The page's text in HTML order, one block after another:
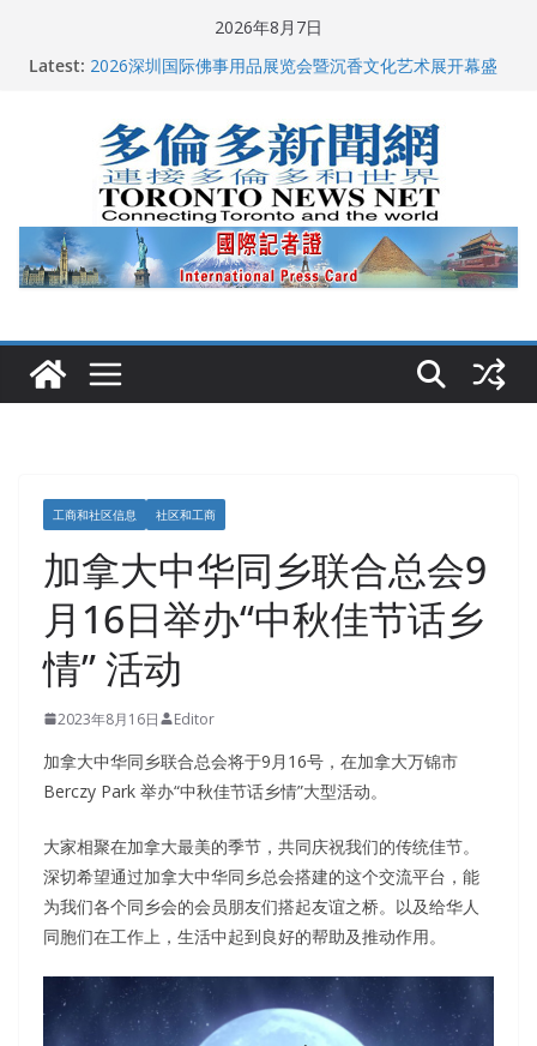
2026年8月7日
Latest: 多伦多市长选举拉开帷幕 多名华人候选人宣布角逐
特朗普称加拿大“不友善”并批评其领导层 卡尼：谈判事
关加拿大就业
2026加拿大青少年儿童绘画比赛颁奖典礼多伦多举行
龚晓华参加多伦多骄傲大游行 与市民分享竞选理念
工商和社区信息 社区和工商
加拿大中华同乡联合总会9
月16日举办“中秋佳节话乡
情” 活动
2023年8月16日 Editor
加拿大中华同乡联合总会将于9月16号，在加拿大万锦市
Berczy Park 举办“中秋佳节话乡情”大型活动。
大家相聚在加拿大最美的季节，共同庆祝我们的传统佳节。
深切希望通过加拿大中华同乡总会搭建的这个交流平台，能
为我们各个同乡会的会员朋友们搭起友谊之桥。以及给华人
同胞们在工作上，生活中起到良好的帮助及推动作用。